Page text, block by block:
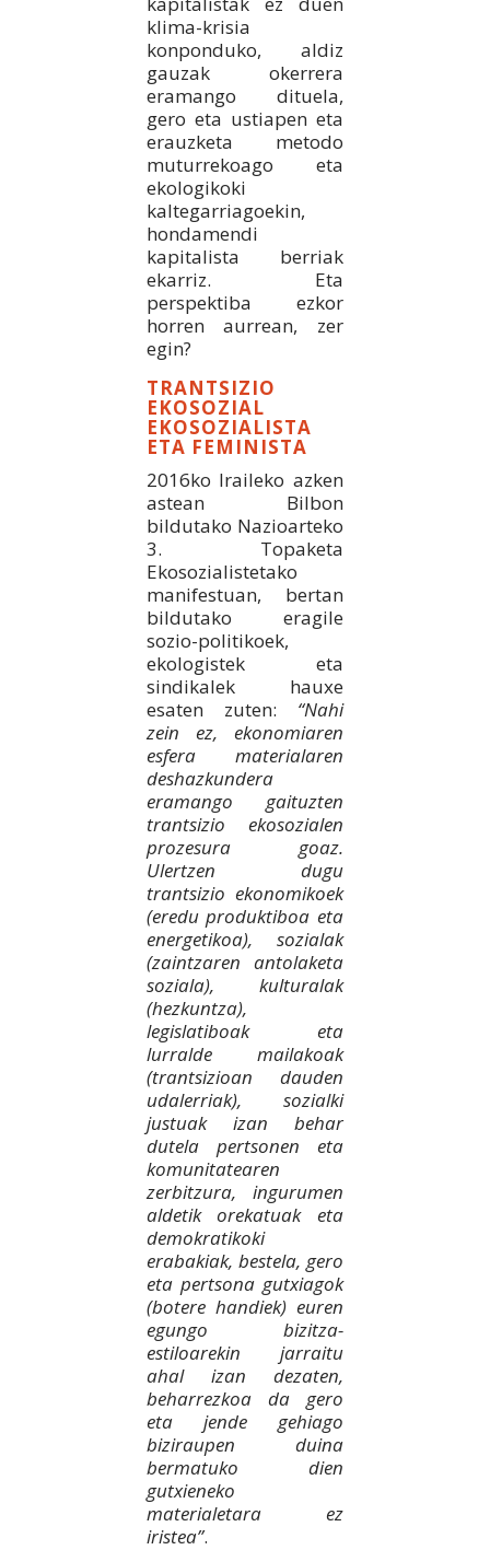
klima-krisia
konponduko, aldiz
gauzak okerrera
eramango dituela,
gero eta ustiapen eta
erauzketa metodo
muturrekoago eta
ekologikoki
kaltegarriagoekin,
hondamendi
kapitalista berriak
ekarriz. Eta
perspektiba ezkor
horren aurrean, zer
egin?
TRANTSIZIO
EKOSOZIAL
EKOSOZIALISTA
ETA FEMINISTA
2016ko Iraileko azken
astean Bilbon
bildutako Nazioarteko
3. Topaketa
Ekosozialistetako
manifestuan, bertan
bildutako eragile
sozio-politikoek,
ekologistek eta
sindikalek hauxe
esaten zuten: “Nahi
zein ez, ekonomiaren
esfera materialaren
deshazkundera
eramango gaituzten
trantsizio ekosozialen
prozesura goaz.
Ulertzen dugu
trantsizio ekonomikoek
(eredu produktiboa eta
energetikoa), sozialak
(zaintzaren antolaketa
soziala), kulturalak
(hezkuntza),
legislatiboak eta
lurralde mailakoak
(trantsizioan dauden
udalerriak), sozialki
justuak izan behar
dutela pertsonen eta
komunitatearen
zerbitzura, ingurumen
aldetik orekatuak eta
demokratikoki
erabakiak, bestela, gero
eta pertsona gutxiagok
(botere handiek) euren
egungo bizitza-
estiloarekin jarraitu
ahal izan dezaten,
beharrezkoa da gero
eta jende gehiago
biziraupen duina
bermatuko dien
gutxieneko
materialetara ez
iristea”.